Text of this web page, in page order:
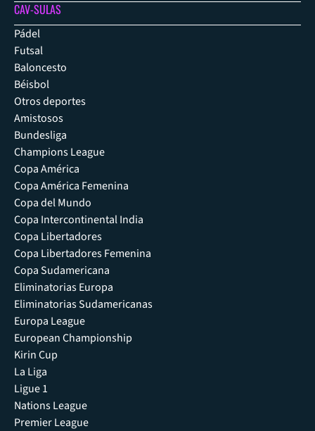
CAV-SULAS
Pádel
Futsal
Baloncesto
Béisbol
Otros deportes
Amistosos
Bundesliga
Champions League
Copa América
Copa América Femenina
Copa del Mundo
Copa Intercontinental India
Copa Libertadores
Copa Libertadores Femenina
Copa Sudamericana
Eliminatorias Europa
Eliminatorias Sudamericanas
Europa League
European Championship
Kirin Cup
La Liga
Ligue 1
Nations League
Premier League